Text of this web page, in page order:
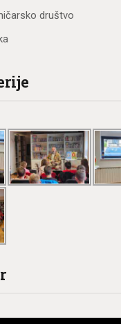
društvo